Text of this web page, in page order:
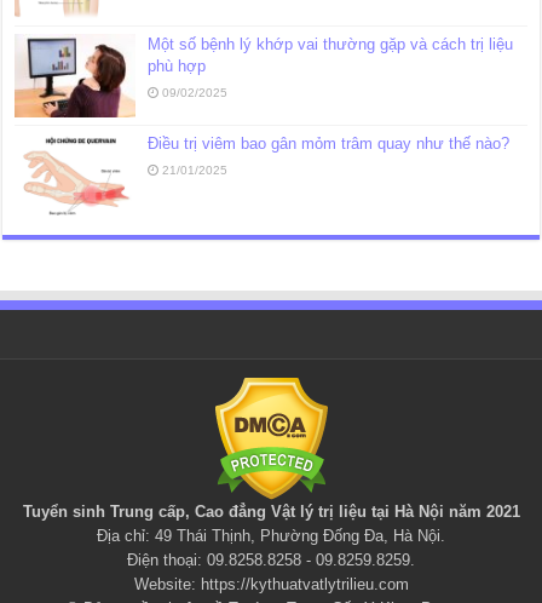
Một số bệnh lý khớp vai thường gặp và cách trị liệu
phù hợp
09/02/2025
Điều trị viêm bao gân mỏm trâm quay như thế nào?
21/01/2025
Tuyển sinh Trung cấp, Cao đẳng Vật lý trị liệu tại Hà Nội năm 2021
Địa chỉ: 49 Thái Thịnh, Phường Đống Đa, Hà Nội.
Điện thoại: 09.8258.8258 - 09.8259.8259.
Website: https://kythuatvatlytrilieu.com